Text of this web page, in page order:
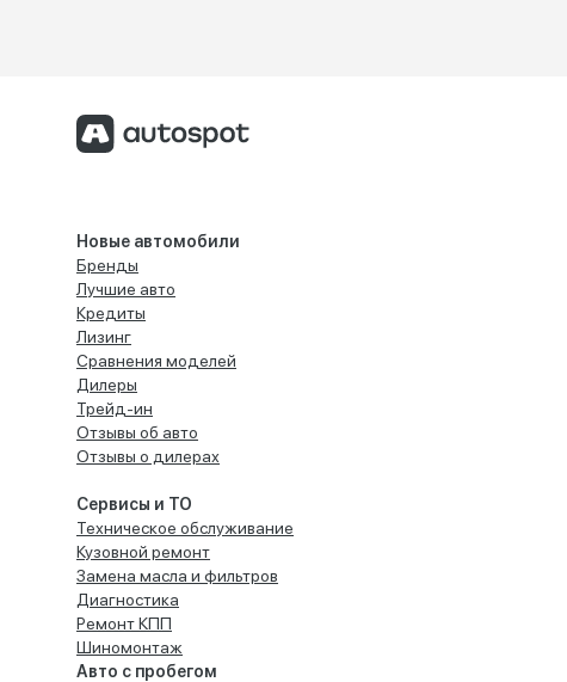
Новые автомобили
Бренды
Лучшие авто
Кредиты
Лизинг
Сравнения моделей
Дилеры
Трейд-ин
Отзывы об авто
Отзывы о дилерах
Сервисы и ТО
Техническое обслуживание
Кузовной ремонт
Замена масла и фильтров
Диагностика
Ремонт КПП
Шиномонтаж
Авто с пробегом